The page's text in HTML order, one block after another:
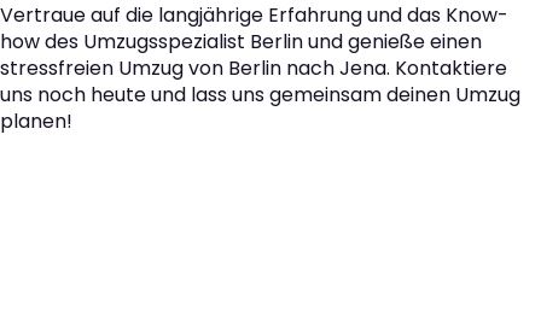
Vertraue auf die langjährige Erfahrung und das Know-
how des Umzugsspezialist Berlin und genieße einen
stressfreien Umzug von Berlin nach Jena. Kontaktiere
uns noch heute und lass uns gemeinsam deinen Umzug
planen!